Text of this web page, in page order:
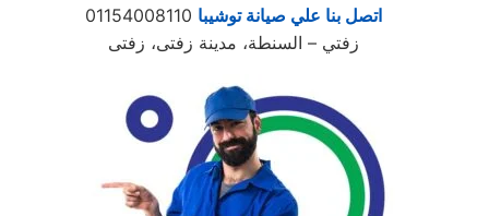
اتصل بنا علي صيانة توشيبا
زفتي – السنطة، مدينة زفتى، زفتى